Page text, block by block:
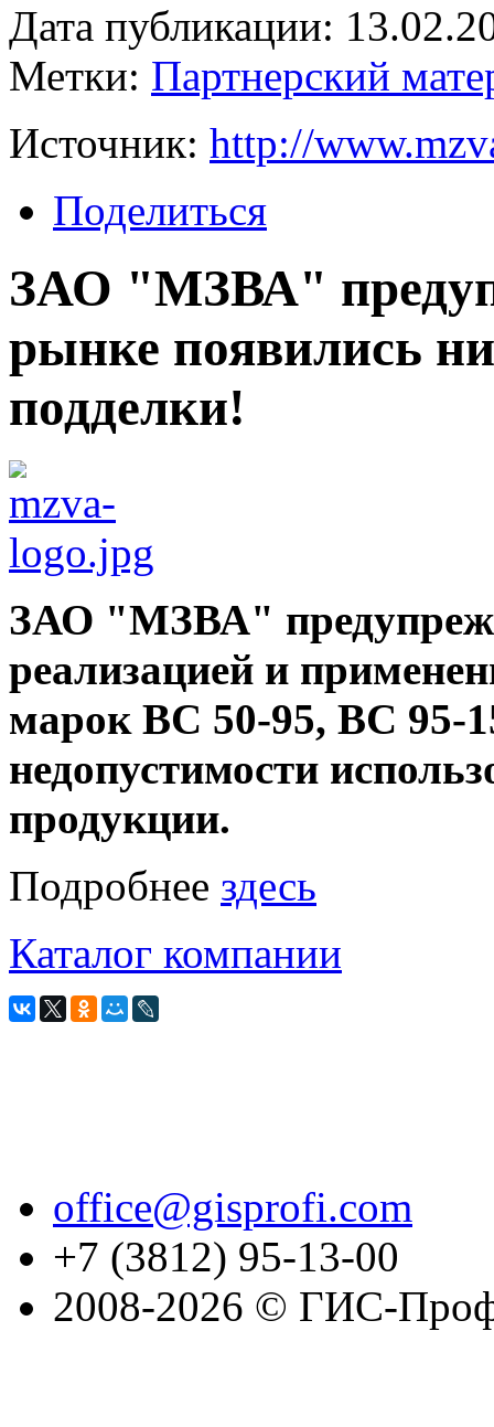
Дата публикации:
Метки: Партнерский
Источник: http://
Поделиться
ЗАО "МЗВА"
рынке появились
подделки!
ЗАО "МЗВА"
реализацией и
марок ВС 50-95, ВС 95-
недопустимости
продукции.
Подробнее здесь
Каталог компании
office@gisprofi.com
+7 (3812) 95-13-00
2008-2026 © ГИС-